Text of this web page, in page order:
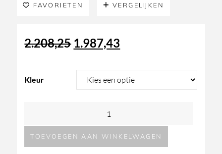
FAVORIETEN VERGELIJKEN
2.208,25 Oorspronkelijke
prijs
was:
2.208,25.
1.987,43
prijs
is:
Kleur
O
Cone
TOEVOEGEN AAN WINKELWAGEN